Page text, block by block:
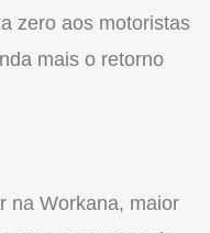
zero aos motoristas
mais o retorno
na Workana, maior